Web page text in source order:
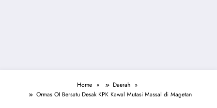
Home
Daerah
Ormas OI Bersatu Desak KPK Kawal Mutasi Massal di Magetan